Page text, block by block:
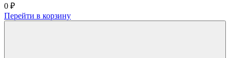
0 ₽
Перейти в корзину